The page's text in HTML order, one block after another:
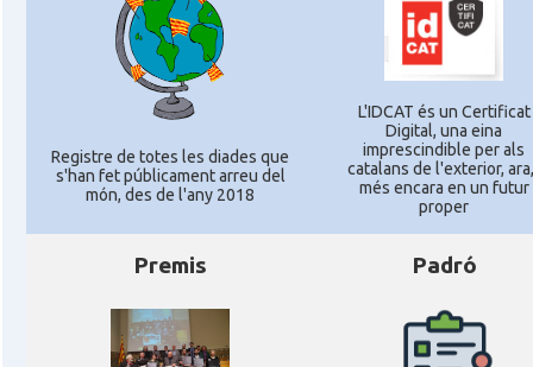
Registre de totes les diades que
s'han fet públicament arreu del
món, des de l'any 2018
L'IDCAT és un Certificat
Digital, una eina
imprescindible per als
catalans de l'exterior,
més encara en un futur
proper
Premis Padró